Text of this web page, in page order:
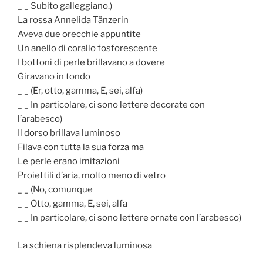
_ _ Subito galleggiano.)
La rossa Annelida Tänzerin
Aveva due orecchie appuntite
Un anello di corallo fosforescente
I bottoni di perle brillavano a dovere
Giravano in tondo
_ _ (Er, otto, gamma, E, sei, alfa)
_ _ In particolare, ci sono lettere decorate con
l’arabesco)
Il dorso brillava luminoso
Filava con tutta la sua forza ma
Le perle erano imitazioni
Proiettili d’aria, molto meno di vetro
_ _ (No, comunque
_ _ Otto, gamma, E, sei, alfa
_ _ In particolare, ci sono lettere ornate con l’arabesco)
La schiena risplendeva luminosa